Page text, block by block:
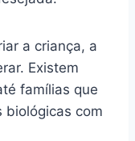
a criança, a
Existem
famílias que
biológicas com